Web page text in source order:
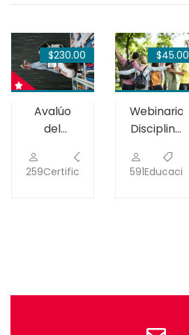
$230.00
Avalúo
del
estudiantil
259Certificaciones
$45.00
Webinario:
Disciplina
591Educación